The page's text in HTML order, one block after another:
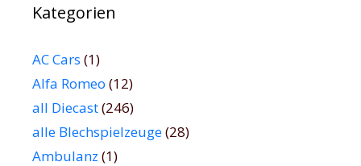
Kategorien
AC Cars (1)
Alfa Romeo (12)
all Diecast(246)
alle Blechspielzeuge(28)
Ambulanz (1)